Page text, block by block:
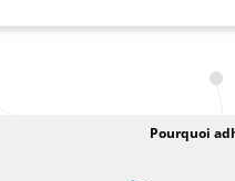
Adhésion
Pourquoi